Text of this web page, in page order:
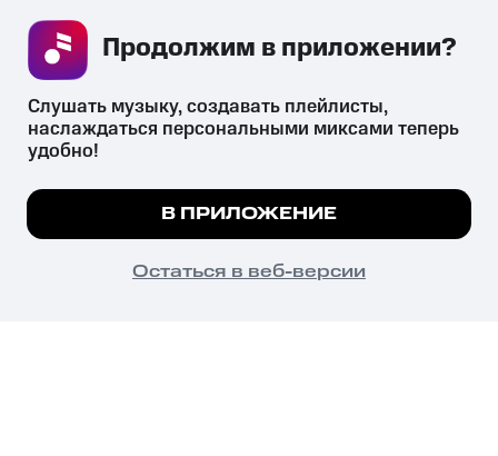
СКАЧАТЬ ПРИЛОЖЕНИЕ
психотропных веществ, их аналогов причиняет вред здоровью,
их незаконный оборот запрещён и влечёт установленную
законодательством ответственность.
© 2026 ООО «КИОН».
Все права защищены
Мы используем куки, чтобы на сайте все
Подробнее
ПОНЯТНО
Слушать музыку, создавать плейлисты,
наслаждаться персональными миксами теперь
удобно!
В ПРИЛОЖЕНИЕ
Остаться в веб-версии